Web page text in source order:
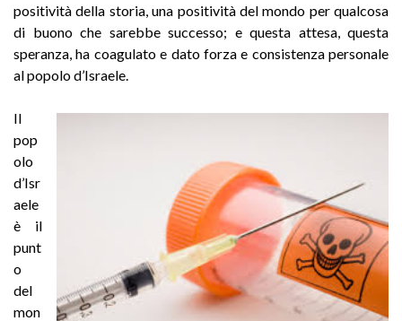
positività della storia, una positività del mondo per qualcosa
di buono che sarebbe successo; e questa attesa, questa
speranza, ha coagulato e dato forza e consistenza personale
al popolo d’Israele.
Il
pop
olo
d’Isr
aele
è il
punt
o
del
mon